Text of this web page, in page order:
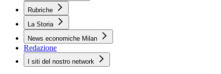
Rubriche
La Storia
News economiche Milan
Redazione
I siti del nostro network